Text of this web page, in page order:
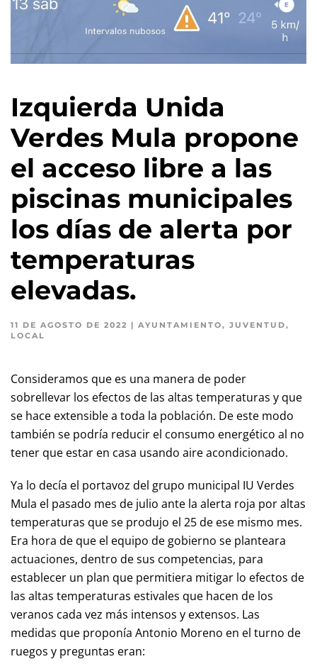
Izquierda Unida
Verdes Mula propone
el acceso libre a las
piscinas municipales
los días de alerta por
temperaturas
elevadas.
11 DE AGOSTO DE 2022 | AYUNTAMIENTO, JUVENTUD,
LOCAL
Consideramos que es una manera de poder
sobrellevar los efectos de las altas temperaturas y que
se hace extensible a toda la población. De este modo
también se podría reducir el consumo energético al no
tener que estar en casa usando aire acondicionado.
Ya lo decía el portavoz del grupo municipal IU Verdes
Mula el pasado mes de julio ante la alerta roja por altas
temperaturas que se produjo el 25 de ese mismo mes.
Era hora de que el equipo de gobierno se planteara
actuaciones, dentro de sus competencias, para
establecer un plan que permitiera mitigar lo efectos de
las altas temperaturas estivales que hacen de los
veranos cada vez más intensos y extensos. Las
medidas que proponía Antonio Moreno en el turno de
ruegos y preguntas eran: